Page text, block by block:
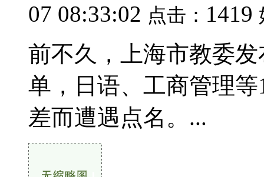
07 08:33:02 点击： 1419
前不久，上海市教委
单，日语、工商管理
差而遭遇点名。...